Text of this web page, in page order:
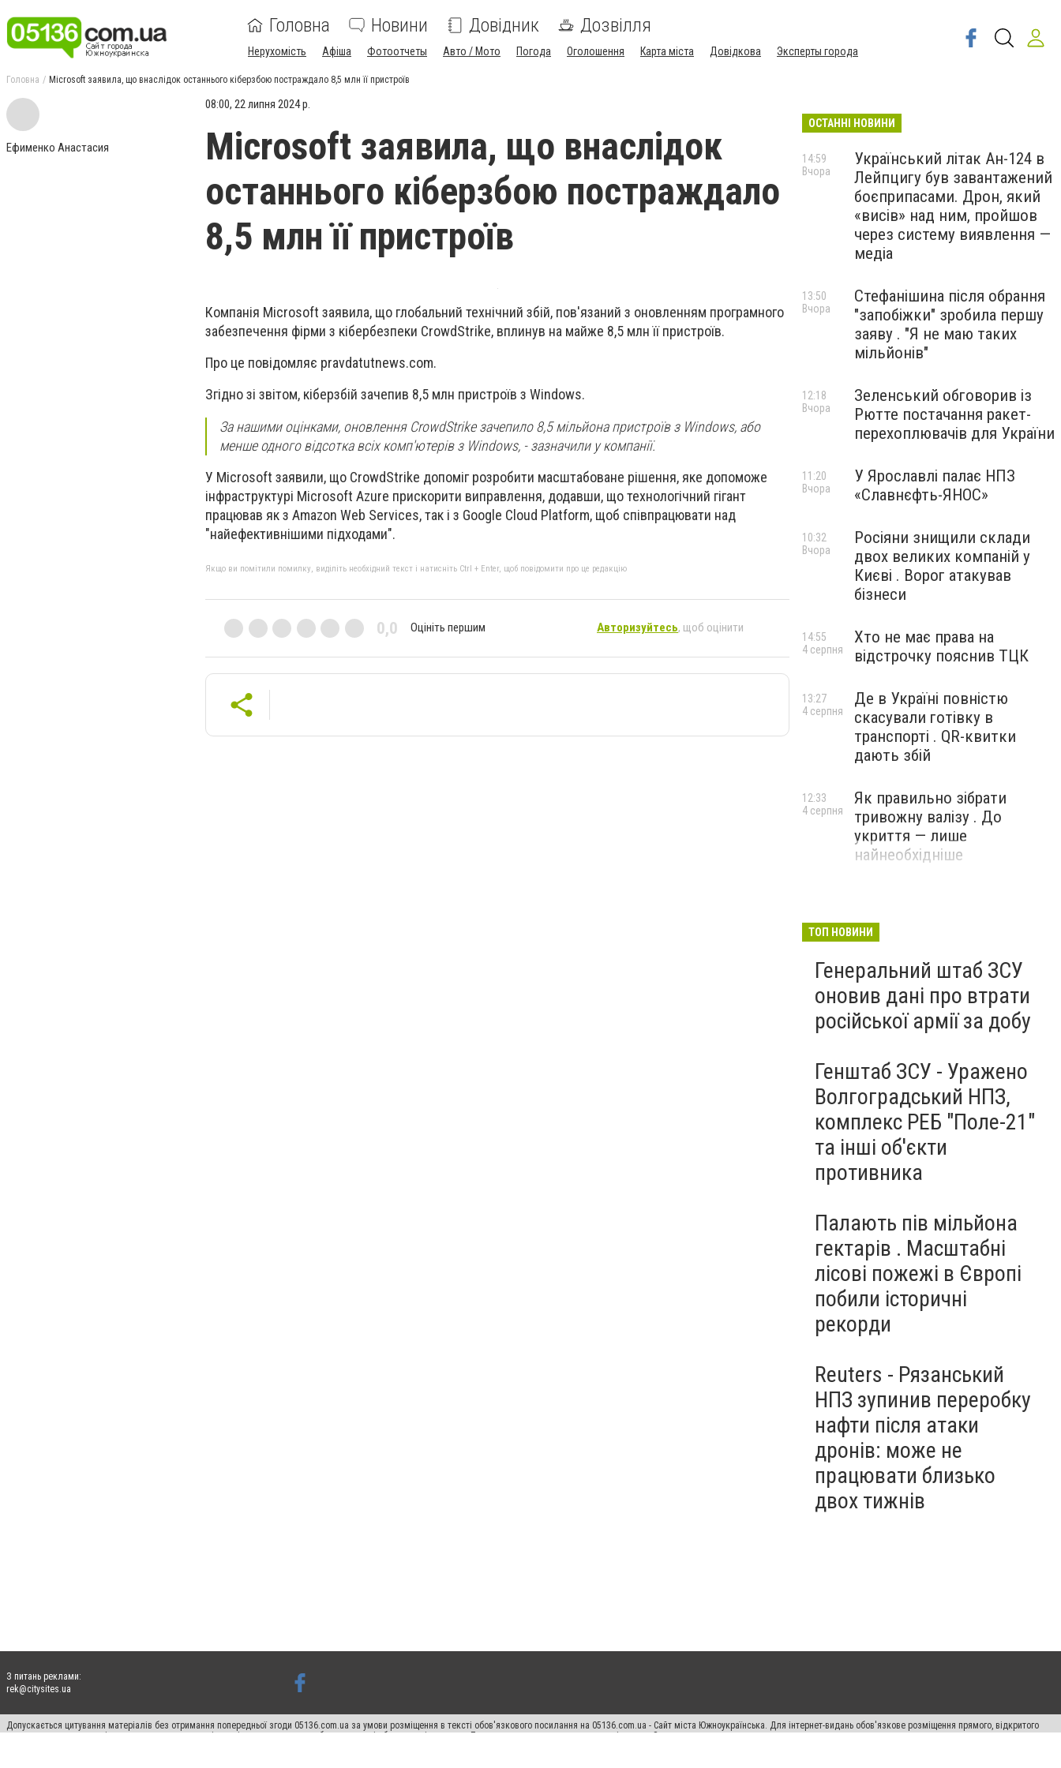
Головна Новини Довідник Дозвілля
Нерухомість Афіша Фотоотчеты Авто / Мото Погода Оголошення Карта міста Довідкова Эксперты города
Головна Microsoft заявила, що внаслідок останнього кіберзбою постраждало 8,5 млн її пристроїв
Ефименко Анастасия
08:00, 22 липня 2024 р.
Microsoft заявила, що внаслідок
останнього кіберзбою постраждало
8,5 млн її пристроїв
Компанія Microsoft заявила, що глобальний технічний збій, пов'язаний з оновленням програмного
забезпечення фірми з кібербезпеки CrowdStrike, вплинув на майже 8,5 млн її пристроїв.
Про це повідомляє pravdatutnews.com.
Згідно зі звітом, кіберзбій зачепив 8,5 млн пристроїв з Windows.
За нашими оцінками, оновлення CrowdStrike зачепило 8,5 мільйона пристроїв з Windows, або
менше одного відсотка всіх комп'ютерів з Windows, - зазначили у компанії.
У Microsoft заявили, що CrowdStrike допоміг розробити масштабоване рішення, яке допоможе
інфраструктурі Microsoft Azure прискорити виправлення, додавши, що технологічний гігант
працював як з Amazon Web Services, так і з Google Cloud Platform, щоб співпрацювати над
"найефективнішими підходами".
Якщо ви помітили помилку, виділіть необхідний текст і натисніть Ctrl + Enter, щоб повідомити про це редакцію
0,0 Оцініть першим Авторизуйтесь, щоб оцінити
ОСТАННІ НОВИНИ
Український літак Ан-124 в
Лейпцигу був завантажений
боєприпасами. Дрон, який
«висів» над ним, пройшов
через систему виявлення —
медіа
14:59
Вчора
Стефанішина після обрання
"запобіжки" зробила першу
заяву . "Я не маю таких
мільйонів"
13:50
Вчора
Зеленський обговорив із
Рютте постачання ракет-
перехоплювачів для України
12:18
Вчора
У Ярославлі палає НПЗ
«Славнєфть-ЯНОС»
11:20
Вчора
Росіяни знищили склади
двох великих компаній у
Києві . Ворог атакував
бізнеси
10:32
Вчора
Хто не має права на
відстрочку пояснив ТЦК
14:55
4 серпня
Де в Україні повністю
скасували готівку в
транспорті . QR-квитки
дають збій
13:27
4 серпня
Як правильно зібрати
тривожну валізу . До
укриття — лише
найнеобхідніше
12:33
4 серпня
ТОП НОВИНИ
Генеральний штаб ЗСУ
оновив дані про втрати
російської армії за добу
Генштаб ЗСУ - Уражено
Волгоградський НПЗ,
комплекс РЕБ "Поле-21"
та інші об'єкти
противника
Палають пів мільйона
гектарів . Масштабні
лісові пожежі в Європі
побили історичні
рекорди
Reuters - Рязанський
НПЗ зупинив переробку
нафти після атаки
дронів: може не
працювати близько
двох тижнів
З питань реклами:
rek@citysites.ua
Допускається цитування матеріалів без отримання попередньої згоди 05136.com.ua за умови розміщення в тексті обов'язкового посилання на 05136.com.ua - Сайт міста Южноукраїнська. Для інтернет-видань обов'язкове розміщення прямого, відкритого
для пошукових систем гіперпосилання на цитовані статті не нижче другого абзацу в тексті або в якості джерела. Порушення виняткових прав переслідується Законом.